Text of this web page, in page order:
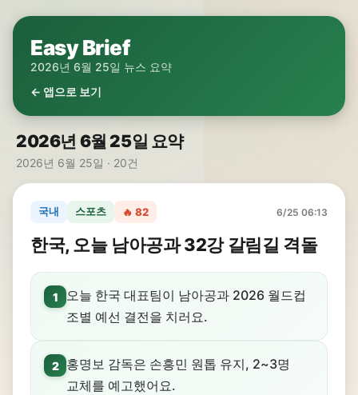
Easy Brief
2026년 6월 25일 뉴스 요약
← 앱으로 보기
2026년 6월 25일 요약
2026년 6월 25일 · 20건
국내 스포츠 🔥 82 6/25 06:13
한국, 오늘 남아공과 32강 갈림길 격돌
1
오늘 한국 대표팀이 남아공과 2026 월드컵
조별 예선 결전을 치러요.
2
홍명보 감독은 손흥민 원톱 유지, 2~3명
교체를 예고했어요.